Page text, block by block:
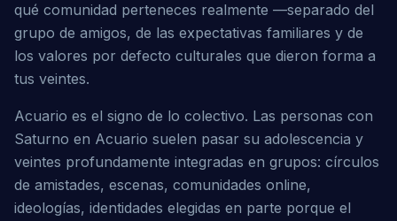
qué comunidad perteneces realmente —separado del
grupo de amigos, de las expectativas familiares y de
los valores por defecto culturales que dieron forma a
tus veintes.
Acuario es el signo de lo colectivo. Las personas con
Saturno en Acuario suelen pasar su adolescencia y
veintes profundamente integradas en grupos: círculos
de amistades, escenas, comunidades online,
ideologías, identidades elegidas en parte porque el